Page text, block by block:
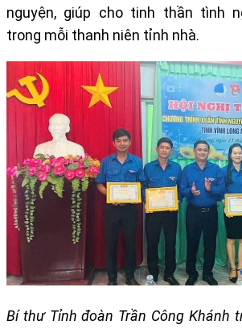
nguyện, giúp cho tinh thần tình
trong mỗi thanh niên tỉnh nhà.
Bí thư Tỉnh đoàn Trần Công Khánh